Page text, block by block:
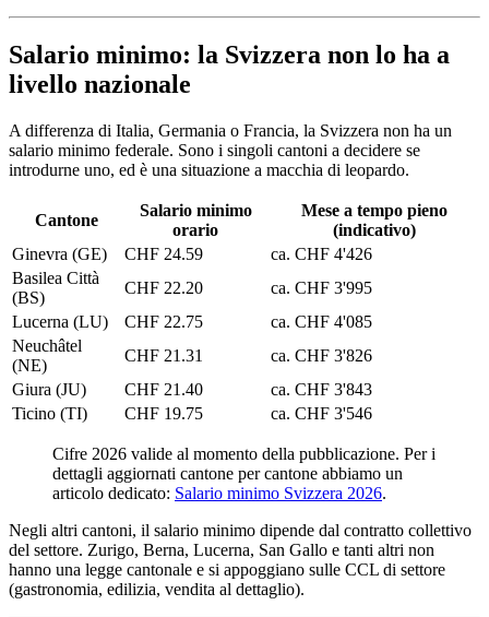
Salario minimo: la Svizzera non lo ha a
livello nazionale
A differenza di Italia, Germania o Francia, la Svizzera non ha un
salario minimo federale. Sono i singoli cantoni a decidere se
introdurne uno, ed è una situazione a macchia di leopardo.
Cantone
Salario minimo
orario
Mese a tempo pieno
(indicativo)
Ginevra (GE)
CHF 24.59
ca. CHF 4'426
Basilea Città
(BS)
CHF 22.20
ca. CHF 3'995
Lucerna (LU)
CHF 22.75
ca. CHF 4'085
Neuchâtel
(NE)
CHF 21.31
ca. CHF 3'826
Giura (JU)
CHF 21.40
ca. CHF 3'843
Ticino (TI)
CHF 19.75 ca. CHF 3'546
Cifre 2026 valide al momento della pubblicazione. Per i
dettagli aggiornati cantone per cantone abbiamo un
articolo dedicato: Salario minimo Svizzera 2026.
Negli altri cantoni, il salario minimo dipende dal contratto collettivo
del settore. Zurigo, Berna, Lucerna, San Gallo e tanti altri non
hanno una legge cantonale e si appoggiano sulle CCL di settore
(gastronomia, edilizia, vendita al dettaglio).